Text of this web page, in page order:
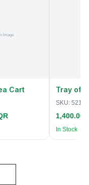
Cart Tray of
SKU: 5218
1,400.00
In Stock